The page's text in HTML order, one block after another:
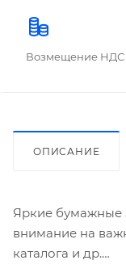
Возмещение НДС
ОПИСАНИЕ
Яркие бумажные
внимание на
каталога и др.